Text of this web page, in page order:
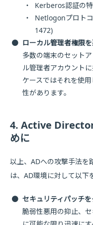
・
Kerberos認証の
・
Netlogonプロト
1472)
● ローカル管理者権限
多数の端末のセット
ル管理者アカウント
ケースではそれを使
性があります。
4. Active
めに
以上、ADへの攻撃手法を
は、AD環境に対して以下
● セキュリティパッチ
脆弱性悪用の抑止、